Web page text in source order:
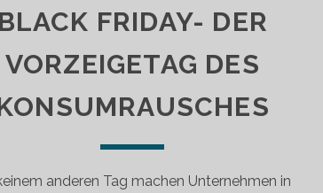
BLACK FRIDAY- DER
VORZEIGETAG DES
anderen Tag machen Unternehmen in